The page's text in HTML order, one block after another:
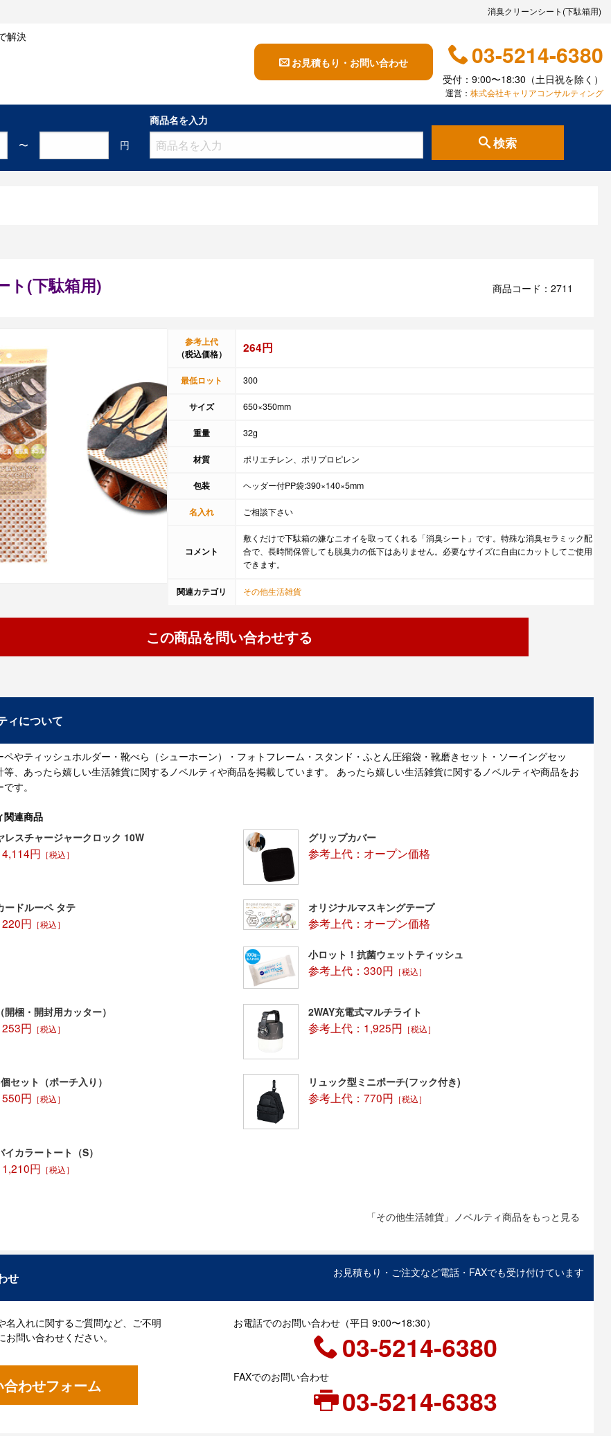
消臭クリーンシート(下駄箱用)
解決
お見積もり・お問い合わせ 03-5214-6380
受付：9:00〜18:30（土日祝を除く）
運営：株式会社キャリアコンサルティング
〜
円
商品名を入力
検索
ト(下駄箱用) 商品コード：2711
参考上代
（税込価格）
264円
最低ロット 300
サイズ 650×350mm
重量 32g
材質 ポリエチレン、ポリプロピレン
包装 ヘッダー付PP袋:390×140×5mm
名入れ ご相談下さい
コメント
敷くだけで下駄箱の嫌なニオイを取ってくれる「消臭シート」です。特殊な消臭セラミック配
合で、長時間保管しても脱臭力の低下はありません。必要なサイズに自由にカットしてご使用
できます。
関連カテゴリ その他生活雑貨
この商品を問い合わせする
ィについて
やティッシュホルダー・靴べら（シューホーン）・フォトフレーム・スタンド・ふとん圧縮袋・靴磨きセット・ソーイングセッ
等、あったら嬉しい生活雑貨に関するノベルティや商品を掲載しています。 あったら嬉しい生活雑貨に関するノベルティや商品をお
す。
関連商品
レスチャージャークロック 10W
円 ［税込］
グリップカバー
参考上代：オープン価格
ードルーペ タテ
円 ［税込］
オリジナルマスキングテープ
参考上代：オープン価格
小ロット！抗菌ウェットティッシュ
参考上代：330円 ［税込］
梱・開封用カッター）
円 ［税込］
2WAY充電式マルチライト
参考上代：1,925円 ［税込］
セット（ポーチ入り）
円 ［税込］
リュック型ミニポーチ(フック付き)
参考上代：770円 ［税込］
カラートート（S）
円 ［税込］
「その他生活雑貨」ノベルティ商品をもっと見る
せ お見積もり・ご注文など電話・FAXでも受け付けています
名入れに関するご質問など、ご不明
問い合わせください。
合わせフォーム
お電話でのお問い合わせ（平日 9:00〜18:30）
03-5214-6380
FAXでのお問い合わせ
03-5214-6383